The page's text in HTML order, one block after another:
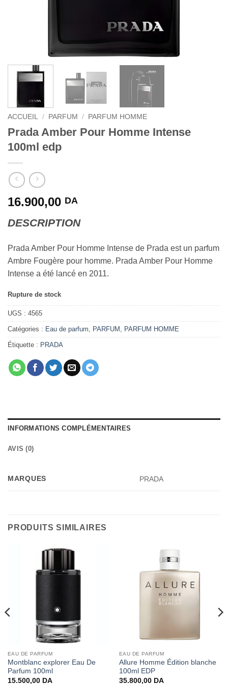
ACCUEIL / PARFUM / PARFUM HOMME
Prada Amber Pour Homme Intense
100ml edp
16.900,00 DA
DESCRIPTION
Prada Amber Pour Homme Intense de Prada est un parfum
Ambre Fougère pour homme. Prada Amber Pour Homme
Intense a été lancé en 2011.
Rupture de stock
UGS : 4565
Catégories : Eau de parfum PARFUM PARFUM HOMME
Étiquette : PRADA
INFORMATIONS COMPLÉMENTAIRES
AVIS (0)
MARQUES PRADA
PRODUITS SIMILAIRES
EAU DE PARFUM
Montblanc explorer Eau De
Parfum 100ml
15.500,00 DA
EAU DE PARFUM
Allure Homme Édition blanche
100ml EDP
35.800,00 DA